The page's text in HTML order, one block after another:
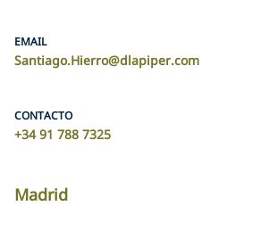
EMAIL
Santiago.Hierro@dlapiper.com
CONTACTO
+34 91 788 7325
Madrid